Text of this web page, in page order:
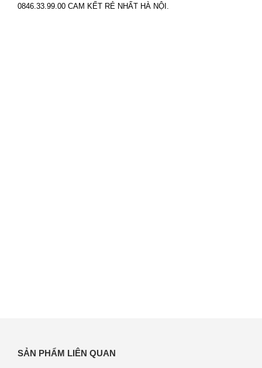
0846.33.99.00 CAM KẾT RẺ NHẤT HÀ NỘI.
SẢN PHẨM LIÊN QUAN